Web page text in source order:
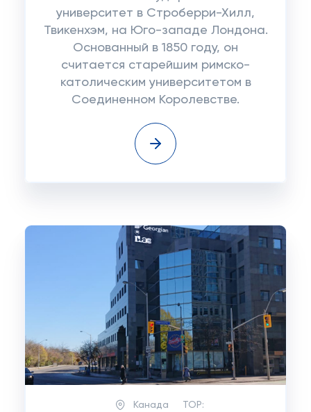
университет в Строберри-Хилл,
Твикенхэм, на Юго-западе Лондона.
Основанный в 1850 году, он
считается старейшим римско-
католическим университетом в
Соединенном Королевстве.
Канада TOP: